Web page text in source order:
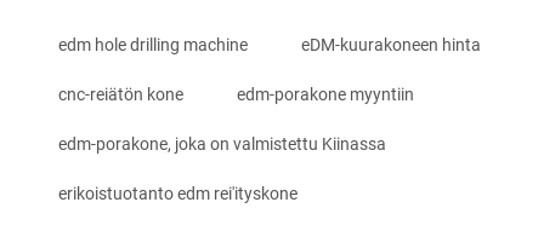
edm hole drilling machine eDM-kuurakoneen hinta
cnc-reiätön kone edm-porakone myyntiin
edm-porakone, joka on valmistettu Kiinassa
erikoistuotanto edm rei'ityskone